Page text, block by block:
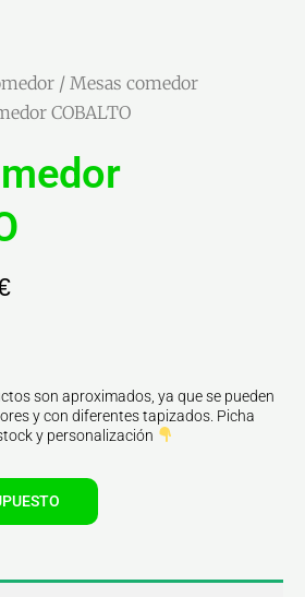
/ Mesas comedor
COBALTO
son aproximados, ya que se pueden
y con diferentes tapizados. Picha
y personalización